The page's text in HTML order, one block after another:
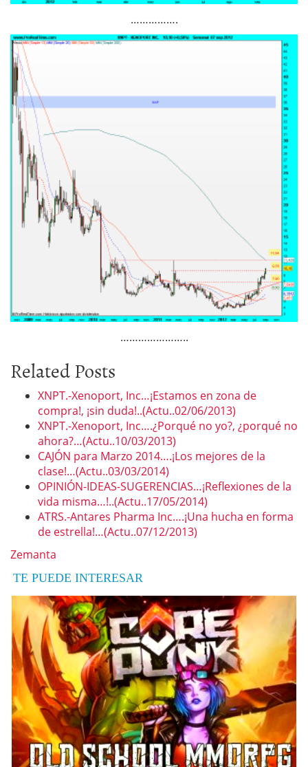
…………….
…………………..
Related Posts
XNPT.-Xenoport, Inc…¡Estamos en zona de
compra!, ¡sin duda!..(Actu..02/06/2013)
XNPT.-Xenoport, Inc….¿Porqué no yo?, ¿porqué no
ahora?…(Actu..10/03/2013)
CAJÓN para Marzo 2014….¡Los mejores de la
clase!…(Actu..03/03/2014)
OPINIÓN-IDEAS-SUGERENCIAS…¡Reflexiones de la
vida misma…!..(Actu..17/05/2014)
ATRS.-Antares Pharma Inc….¡Una hucha en forma
de estrella!…(Actu..07/12/2013)
Zemanta
TE PUEDE INTERESAR